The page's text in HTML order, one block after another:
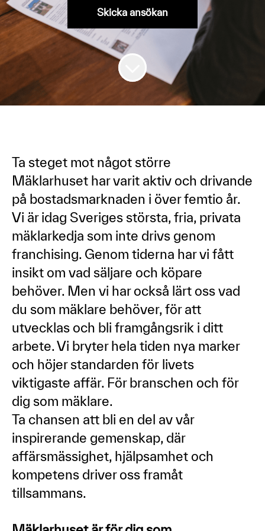
Skicka ansökan
Ta steget mot något större
Mäklarhuset har varit aktiv och drivande
på bostadsmarknaden i över femtio år.
Vi är idag Sveriges största, fria, privata
mäklarkedja som inte drivs genom
franchising. Genom tiderna har vi fått
insikt om vad säljare och köpare
behöver. Men vi har också lärt oss vad
du som mäklare behöver, för att
utvecklas och bli framgångsrik i ditt
arbete. Vi bryter hela tiden nya marker
och höjer standarden för livets
viktigaste affär. För branschen och för
dig som mäklare.
Ta chansen att bli en del av vår
inspirerande gemenskap, där
affärsmässighet, hjälpsamhet och
kompetens driver oss framåt
tillsammans.